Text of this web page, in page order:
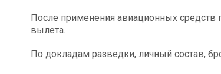
После применения авиационных средств
вылета.
По докладам разведки, личный состав,